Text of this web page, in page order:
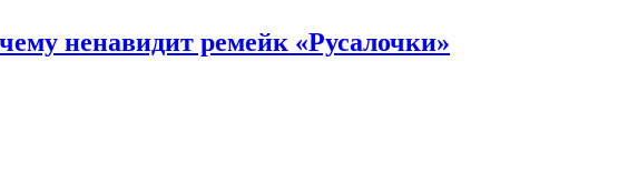
ненавидит ремейк «Русалочки»